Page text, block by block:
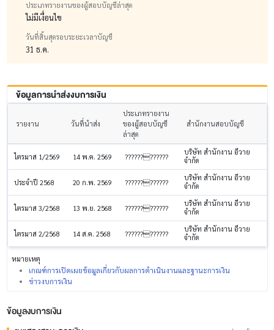
ประเภทรายงานของผู้สอบบัญชีล่าสุด
ไม่มีเงื่อนไข
วันที่สิ้นสุดรอบระยะเวลาบัญชี
31 ธ.ค.
ข้อมูลการนำส่งงบการเงิน
รายงาน วันที่นำส่ง
ประเภทรายงาน
ของผู้สอบบัญชี
ล่าสุด
สำนักงานสอบบัญชี
ไตรมาส 1/2569 14 พ.ค. 2569 ????????????
บริษัท สำนักงาน อีวาย
จำกัด
ประจำปี 2568 20 ก.พ. 2569 ????????????
บริษัท สำนักงาน อีวาย
จำกัด
ไตรมาส 3/2568 13 พ.ย. 2568 ????????????
บริษัท สำนักงาน อีวาย
จำกัด
ไตรมาส 2/2568 14 ส.ค. 2568 ????????????
บริษัท สำนักงาน อีวาย
จำกัด
หมายเหตุ
เกณฑ์การเปิดเผยข้อมูลเกี่ยวกับผลการดำเนินงานและฐานะการเงิน
ข่าวงบการเงิน
ข้อมูลงบการเงิน